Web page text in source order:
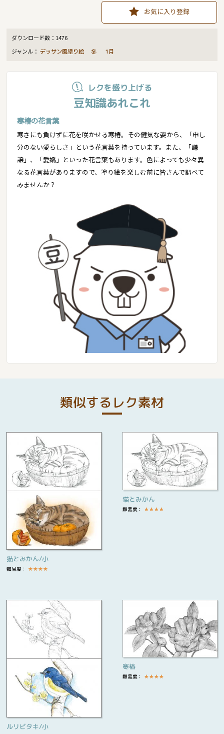
お気に入り登録
ダウンロード数： 1476
ジャンル：デッサン風塗り絵 冬 1月
レクを盛り上げる
豆知識あれこれ
寒椿の花言葉
寒さにも負けずに花を咲かせる寒椿。その健気な姿から、「申し
分のない愛らしさ」という花言葉を持っています。また、「謙
譲」、「愛嬌」といった花言葉もあります。色によっても少々異
なる花言葉がありますので、塗り絵を楽しむ前に皆さんで調べて
みませんか？
類似するレク素材
猫とみかん/小
難易度： ★★★★
猫とみかん
難易度： ★★★★
ルリビタキ/小
寒椿
難易度： ★★★★